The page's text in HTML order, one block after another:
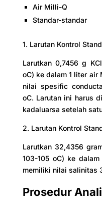
Air Milli-Q
Standar-standar
1. Larutan Kontrol
Larutkan 0,7456 g
oC) ke dalam 1 liter air
nilai spesific
oC. Larutan ini harus
kadaluarsa setelah
2. Larutan Kontrol
Larutkan 32,4356
103-105 oC) ke
memiliki nilai salinitas
Prosedur